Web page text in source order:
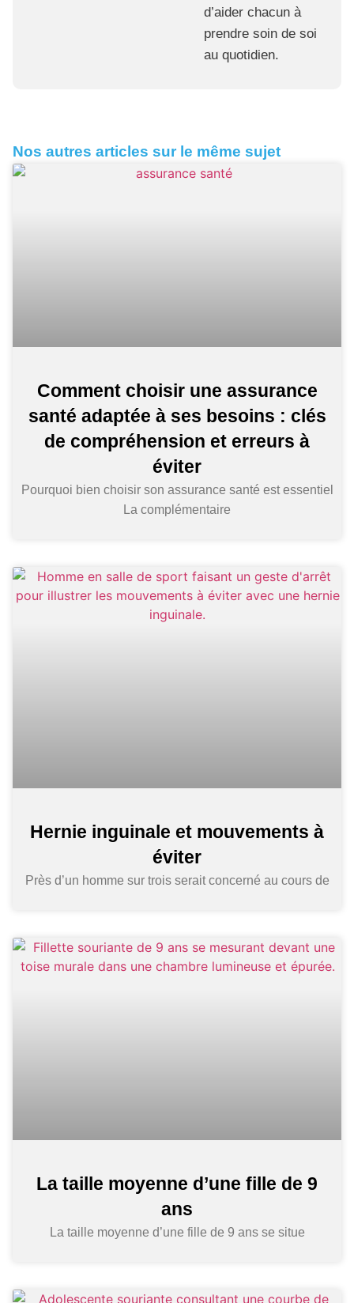
d’aider chacun à
prendre soin de soi
au quotidien.
Nos autres articles sur le même sujet
Comment choisir une assurance
santé adaptée à ses besoins : clés
de compréhension et erreurs à
éviter
Pourquoi bien choisir son assurance santé est essentiel
La complémentaire
Hernie inguinale et mouvements à
éviter
Près d’un homme sur trois serait concerné au cours de
La taille moyenne d’une fille de 9
ans
La taille moyenne d’une fille de 9 ans se situe